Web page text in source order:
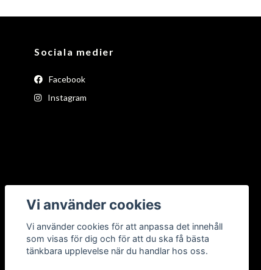
Sociala medier
Facebook
Instagram
Vi använder cookies
Vi använder cookies för att anpassa det innehåll
som visas för dig och för att du ska få bästa
tänkbara upplevelse när du handlar hos oss.